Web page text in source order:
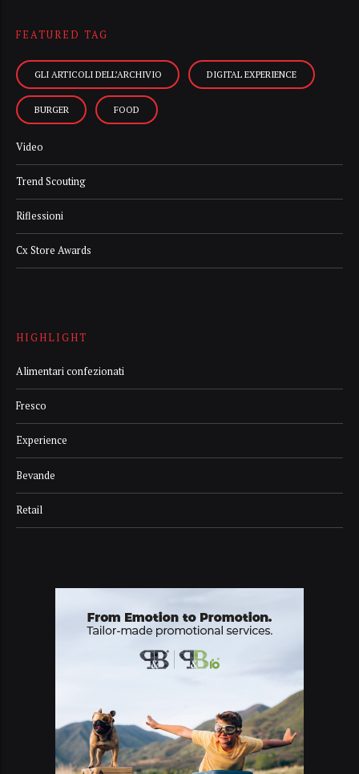
FEATURED TAG
GLI ARTICOLI DELL’ARCHIVIO DIGITAL EXPERIENCE
BURGER FOOD
Video
Trend Scouting
Riflessioni
Cx Store Awards
HIGHLIGHT
Alimentari confezionati
Fresco
Experience
Bevande
Retail